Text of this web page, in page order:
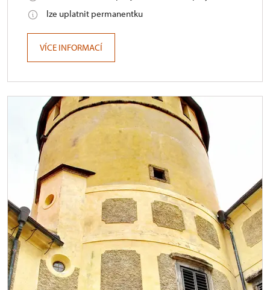
lze uplatnit permanentku
VÍCE INFORMACÍ